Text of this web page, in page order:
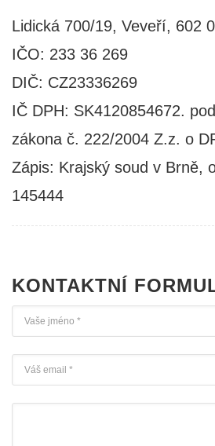
Lidická 700/19, Veveří, 602
IČO: 233 36 269
DIČ: CZ23336269
IČ DPH: SK4120854672.
zákona č. 222/2004 Z.z. o
Zápis: Krajský soud v Brně,
145444
KONTAKTNÍ